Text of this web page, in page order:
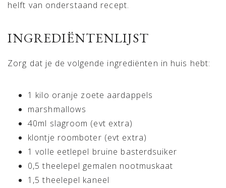
helft van onderstaand recept.
INGREDIËNTENLIJST
Zorg dat je de volgende ingrediënten in huis hebt:
1 kilo oranje zoete aardappels
marshmallows
40ml slagroom (evt extra)
klontje roomboter (evt extra)
1 volle eetlepel bruine basterdsuiker
0,5 theelepel gemalen nootmuskaat
1,5 theelepel kaneel